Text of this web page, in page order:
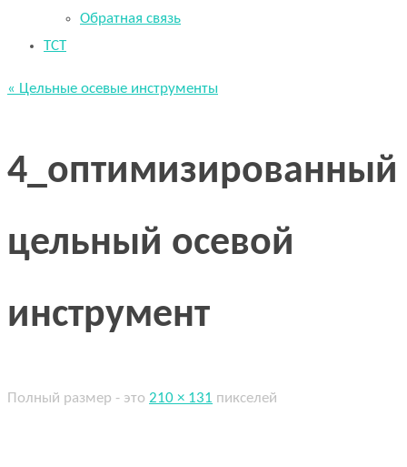
Обратная связь
TCT
« Цельные осевые инструменты
4_оптимизированный
цельный осевой
инструмент
Полный размер - это 210 × 131 пикселей